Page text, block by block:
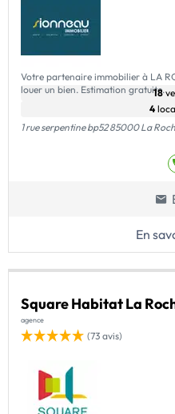
Votre partenaire immobilier à LA
louer un bien. Estimation gratuite.
18
4
1 rue serpentine bp52 85000 La
En
Square Habitat La
agence
(73 avis)